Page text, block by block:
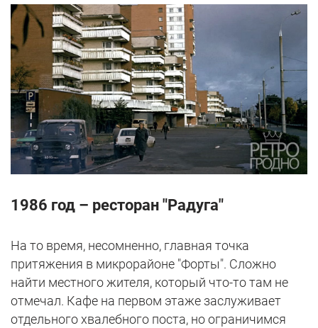
1986 год – ресторан "Радуга"
На то время, несомненно, главная точка
притяжения в микрорайоне "Форты". Сложно
найти местного жителя, который что-то там не
отмечал. Кафе на первом этаже заслуживает
отдельного хвалебного поста, но ограничимся